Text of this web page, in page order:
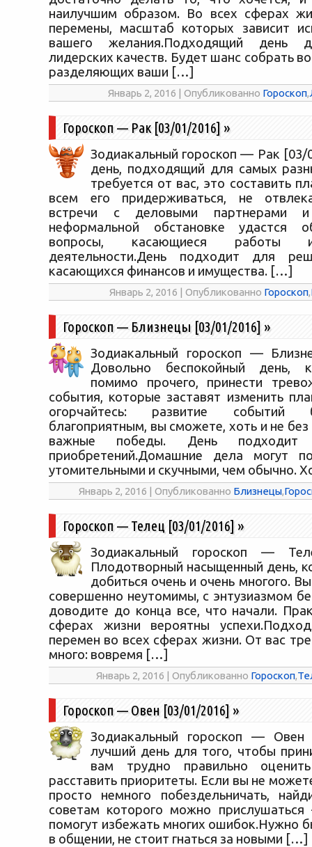
наилучшим образом. Во всех сферах
перемены, масштаб которых зависит
вашего желания.Подходящий день
лидерских качеств. Будет шанс собрать
разделяющих ваши […]
Январь 2, 2016 | Опубликованно Гороскоп,
Гороскоп — Рак [03/01/2016] »
Зодиакальный гороскоп — Рак [03/
день, подходящий для самых
требуется от вас, это составить
всем его придерживаться, не
встречи с деловыми партнерами
неформальной обстановке удастся
вопросы, касающиеся работы
деятельности.День подходит для
касающихся финансов и имущества. […]
Январь 2, 2016 | Опубликованно Гороскоп,
Гороскоп — Близнецы [03/01/2016] »
Зодиакальный гороскоп —
Довольно беспокойный день,
помимо прочего, принести
события, которые заставят изменить
огорчайтесь: развитие событий
благоприятным, вы сможете, хоть и не
важные победы. День подходит
приобретений.Домашние дела могут
утомительными и скучными, чем обычно.
Январь 2, 2016 | Опубликованно Близнецы,
Гороскоп — Телец [03/01/2016] »
Зодиакальный гороскоп —
Плодотворный насыщенный день,
добиться очень и очень многого.
совершенно неутомимы, с энтузиазмом
доводите до конца все, что начали.
сферах жизни вероятны
перемен во всех сферах жизни. От вас
много: вовремя […]
Январь 2, 2016 | Опубликованно Гороскоп,
Гороскоп — Овен [03/01/2016] »
Зодиакальный гороскоп —
лучший день для того, чтобы
вам трудно правильно
расставить приоритеты. Если вы не
просто немного побездельничать,
советам которого можно прислушаться
помогут избежать многих ошибок.Нужно
в общении, не стоит гнаться за новыми […]